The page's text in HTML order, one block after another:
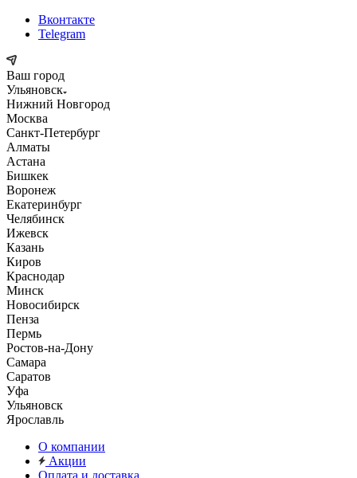
Вконтакте
Telegram
Ваш город
Ульяновск
Нижний Новгород
Москва
Санкт-Петербург
Алматы
Астана
Бишкек
Воронеж
Екатеринбург
Челябинск
Ижевск
Казань
Киров
Краснодар
Минск
Новосибирск
Пенза
Пермь
Ростов-на-Дону
Самара
Саратов
Уфа
Ульяновск
Ярославль
О компании
Акции
Оплата и доставка